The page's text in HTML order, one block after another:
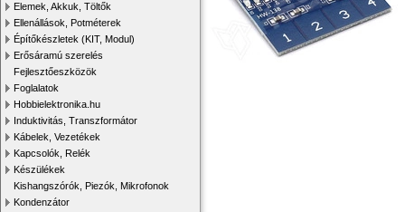
Elemek, Akkuk, Töltők
Ellenállások, Potméterek
Építőkészletek (KIT, Modul)
Erősáramú szerelés
Fejlesztőeszközök
Foglalatok
Hobbielektronika.hu
Induktivitás, Transzformátor
Kábelek, Vezetékek
Kapcsolók, Relék
Készülékek
Kishangszórók, Piezók, Mikrofonok
Kondenzátor